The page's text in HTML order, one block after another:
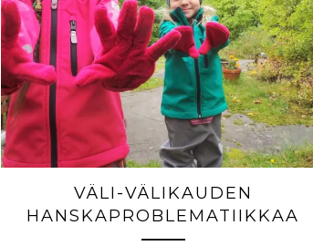
VÄLI-VÄLIKAUDEN
HANSKAPROBLEMATIIKKAA